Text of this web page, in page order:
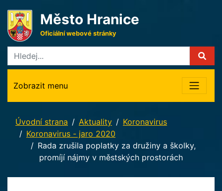
Město Hranice
Oficiální webové stránky
Zobrazit menu
Úvodní strana Aktuality
Koronavirus
Koronavirus - jaro 2020
Rada zrušila poplatky za družiny a školky,
promíjí nájmy v městských prostorách